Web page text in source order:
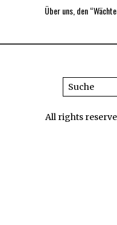
Über uns, den
All rights